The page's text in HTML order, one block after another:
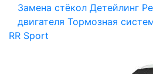
Замена стёкол Детейлинг
двигателя Тормозная
RR Sport